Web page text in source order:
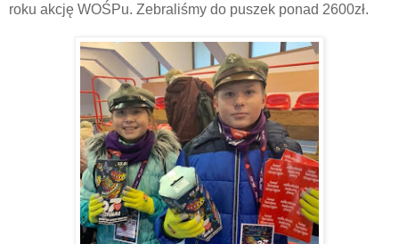
roku akcję WOŚPu. Zebraliśmy do puszek ponad 2600zł.